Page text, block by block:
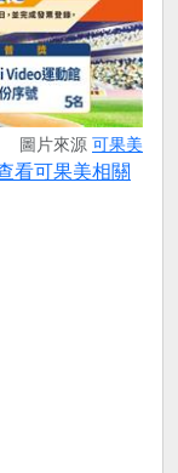
圖片來源 可果美
看可果美相關